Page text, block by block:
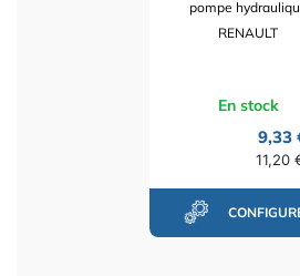
pompe
RENAULT
En stock
9,33
11,20